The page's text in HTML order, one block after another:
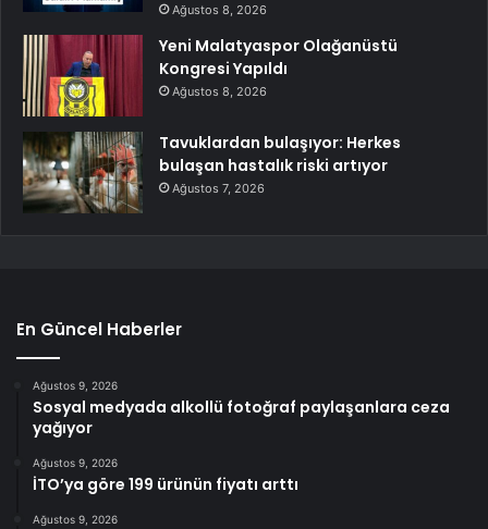
Ağustos 8, 2026
Yeni Malatyaspor Olağanüstü
Kongresi Yapıldı
Ağustos 8, 2026
Tavuklardan bulaşıyor: Herkes
bulaşan hastalık riski artıyor
Ağustos 7, 2026
En Güncel Haberler
Ağustos 9, 2026
Sosyal medyada alkollü fotoğraf paylaşanlara ceza
yağıyor
Ağustos 9, 2026
İTO’ya göre 199 ürünün fiyatı arttı
Ağustos 9, 2026